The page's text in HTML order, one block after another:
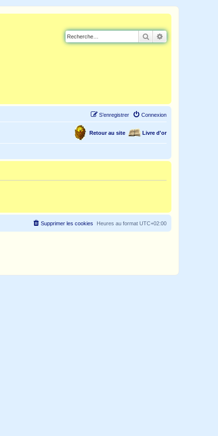
Rechercher
Connexion
S’enregistrer
Livre d'or
Retour au site
Heures au format UTC+02:00
Supprimer les cookies